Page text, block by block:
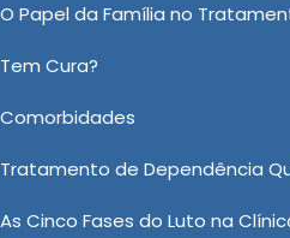
O Papel da Família no
Tem Cura?
Comorbidades
Tratamento de Dependência
As Cinco Fases do Luto na
de sucesso.
Ou em nosso WhatsApp